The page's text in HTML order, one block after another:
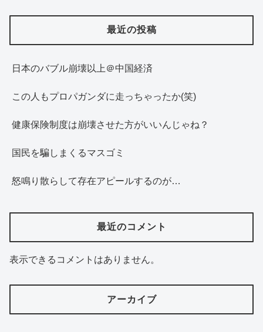
最近の投稿
日本のバブル崩壊以上＠中国経済
この人もプロパガンダに走っちゃったか(笑)
健康保険制度は崩壊させた方がいいんじゃね？
国民を騙しまくるマスゴミ
怒鳴り散らして存在アピールするのが…
最近のコメント
表示できるコメントはありません。
アーカイブ